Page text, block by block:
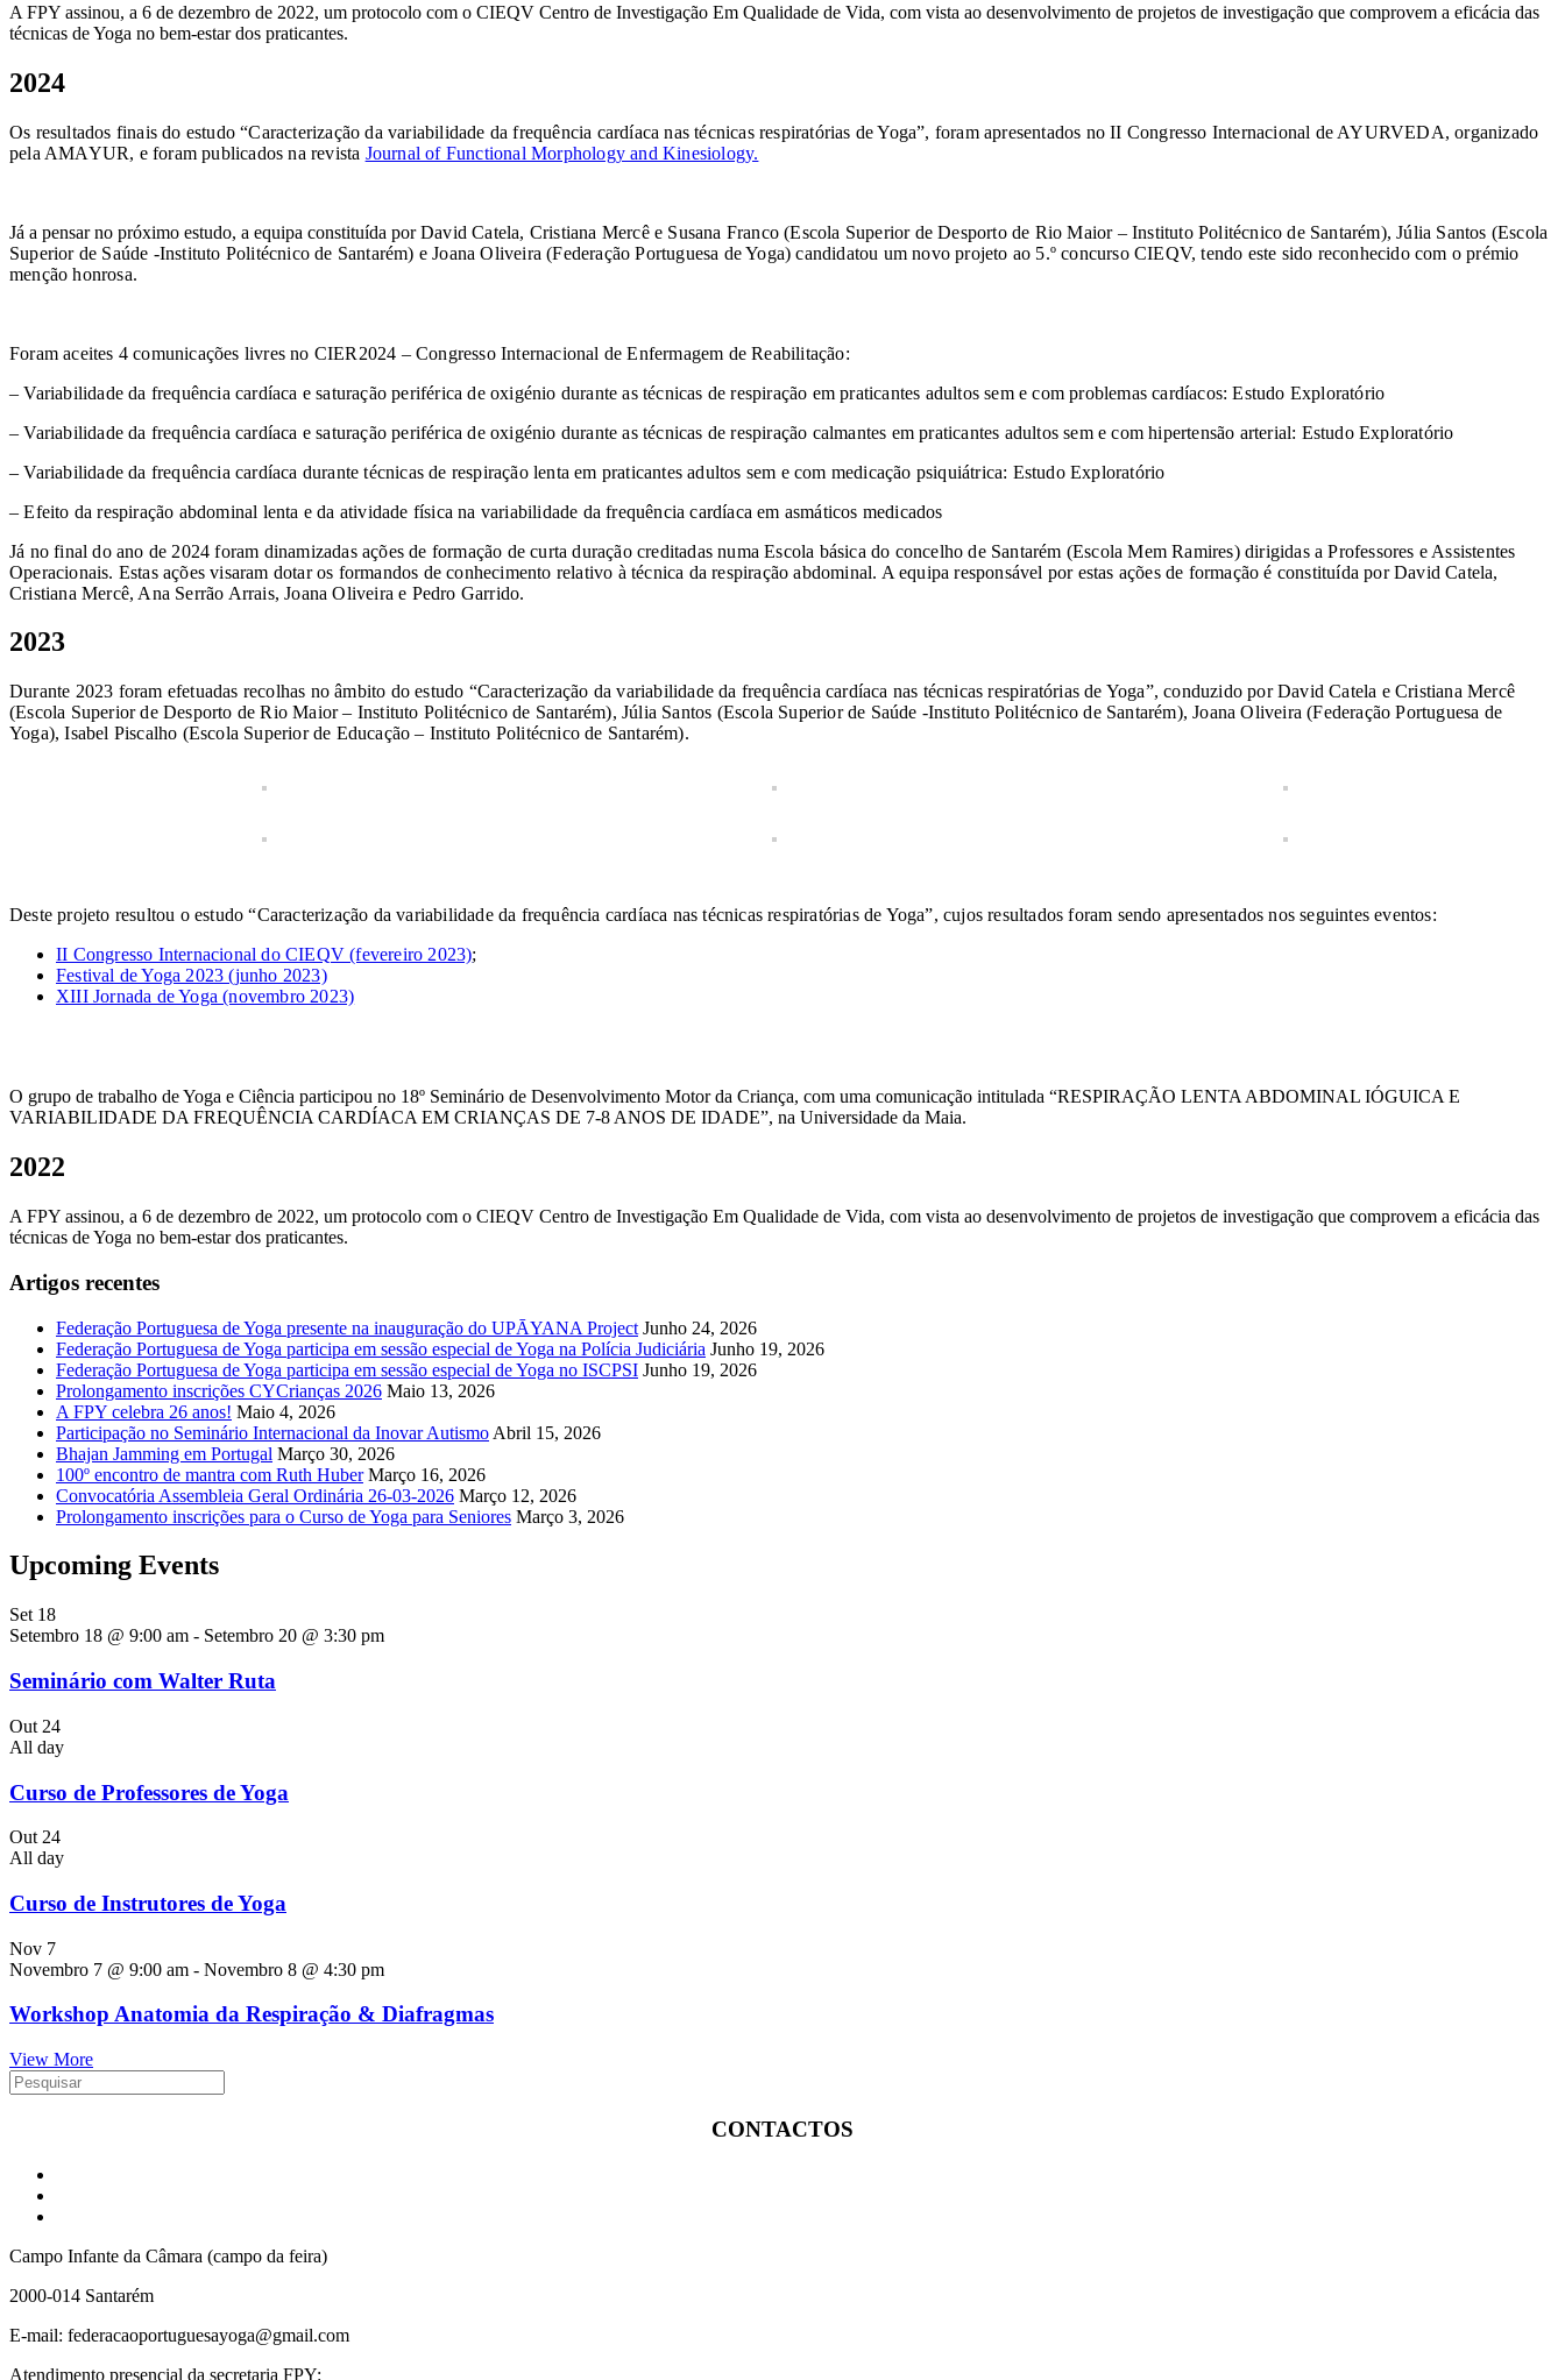
A FPY assinou, a 6 de dezembro de 2022, um protocolo com o CIEQV Centro de Investigação Em Qualidade de Vida, com vista ao desenvolvimento de projetos de investigação que comprovem a eficácia das
técnicas de Yoga no bem-estar dos praticantes.
2024
Os resultados finais do estudo “Caracterização da variabilidade da frequência cardíaca nas técnicas respiratórias de Yoga”, foram apresentados no II Congresso Internacional de AYURVEDA, organizado
pela AMAYUR, e foram publicados na revista Journal of Functional Morphology and Kinesiology.
Já a pensar no próximo estudo, a equipa constituída porDavid Catela, Cristiana Mercê e Susana Franco (Escola Superior de Desporto de Rio Maior – Instituto Politécnico de Santarém), Júlia Santos (Escola
Superior de Saúde -Instituto Politécnico de Santarém) e Joana Oliveira (Federação Portuguesa de Yoga) candidatou um novo projeto ao 5.º concurso CIEQV, tendo este sido reconhecido com o prémio
menção honrosa.
Foram aceites 4 comunicações livres no CIER2024 – Congresso Internacional de Enfermagem de Reabilitação:
– Variabilidade da frequência cardíaca e saturação periférica de oxigénio durante as técnicas de respiração em praticantes adultos sem e com problemas cardíacos: Estudo Exploratório
– Variabilidade da frequência cardíaca e saturação periférica de oxigénio durante as técnicas de respiração calmantes em praticantes adultos sem e com hipertensão arterial: Estudo Exploratório
– Variabilidade da frequência cardíaca durante técnicas de respiração lenta em praticantes adultos sem e com medicação psiquiátrica: Estudo Exploratório
– Efeito da respiração abdominal lenta e da atividade física na variabilidade da frequência cardíaca em asmáticos medicados
Já no final do ano de 2024 foram dinamizadas ações de formação de curta duração creditadas numa Escola básica do concelho de Santarém (Escola Mem Ramires) dirigidas a Professores e Assistentes
Operacionais. Estas ações visaram dotar os formandos de conhecimento relativo à técnica da respiração abdominal. A equipa responsável por estas ações de formação é constituída por David Catela,
Cristiana Mercê, Ana Serrão Arrais, Joana Oliveira e Pedro Garrido.
2023
Durante 2023 foram efetuadas recolhas no âmbito do estudo “Caracterização da variabilidade da frequência cardíaca nas técnicas respiratórias de Yoga”, conduzido por David Catela e Cristiana Mercê
(Escola Superior de Desporto de Rio Maior – Instituto Politécnico de Santarém), Júlia Santos (Escola Superior de Saúde -Instituto Politécnico de Santarém), Joana Oliveira (Federação Portuguesa de
Yoga), Isabel Piscalho (Escola Superior de Educação – Instituto Politécnico de Santarém).
Deste projeto resultou o estudo “Caracterização da variabilidade da frequência cardíaca nas técnicas respiratórias de Yoga”, cujos resultados foram sendo apresentados nos seguintes eventos:
II Congresso Internacional do CIEQV (fevereiro 2023);
Festival de Yoga 2023 (junho 2023)
XIII Jornada de Yoga (novembro 2023)
O grupo de trabalho de Yoga e Ciência participou no 18º Seminário de Desenvolvimento Motor da Criança, com uma comunicação intitulada “RESPIRAÇÃO LENTA ABDOMINAL IÓGUICA E
VARIABILIDADE DA FREQUÊNCIA CARDÍACA EM CRIANÇAS DE 7-8 ANOS DE IDADE”, na Universidade da Maia.
2022
A FPY assinou, a 6 de dezembro de 2022, um protocolo com o CIEQV Centro de Investigação Em Qualidade de Vida, com vista ao desenvolvimento de projetos de investigação que comprovem a eficácia das
técnicas de Yoga no bem-estar dos praticantes.
Artigos recentes
Federação Portuguesa de Yoga presente na inauguração do UPĀYANA Project Junho 24, 2026
Federação Portuguesa de Yoga participa em sessão especial de Yoga na Polícia Judiciária Junho 19, 2026
Federação Portuguesa de Yoga participa em sessão especial de Yoga no ISCPSI Junho 19, 2026
Prolongamento inscrições CYCrianças 2026 Maio 13, 2026
A FPY celebra 26 anos! Maio 4, 2026
Participação no Seminário Internacional da Inovar Autismo Abril 15, 2026
Bhajan Jamming em Portugal Março 30, 2026
100º encontro de mantra com Ruth Huber Março 16, 2026
Convocatória Assembleia Geral Ordinária 26-03-2026 Março 12, 2026
Prolongamento inscrições para o Curso de Yoga para Seniores Março 3, 2026
Upcoming Events
Set 18
Setembro 18 @ 9:00 am - Setembro 20 @ 3:30 pm
Seminário com Walter Ruta
Out 24
All day
Curso de Professores de Yoga
Out 24
All day
Curso de Instrutores de Yoga
Nov 7
Novembro 7 @ 9:00 am - Novembro 8 @ 4:30 pm
Workshop Anatomia da Respiração & Diafragmas
View More
CONTACTOS
Campo Infante da Câmara (campo da feira)
2000-014 Santarém
E-mail: federacaoportuguesayoga@gmail.com
Atendimento presencial da secretaria FPY: